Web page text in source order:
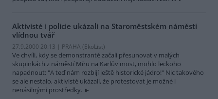
Aktivisté i policie ukázali na Staroměstském náměstí
vlídnou tvář
27.9.2000 20:13 | PRAHA (EkoList)
Ve chvíli, kdy se demonstranté začali přesunovat v malých
skupinkách z náměstí Míru na Karlův most, mohlo leckoho
napadnout: "A teď nám rozbijí ještě historické jádro!" Nic takového
se ale nestalo, aktivisté ukázali, že protestovat je možné i
nenásilnými prostředky.